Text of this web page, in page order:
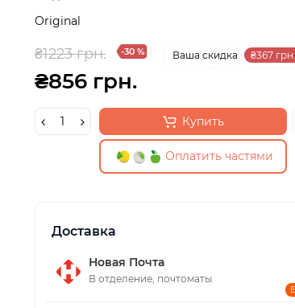
Original
₴1223 грн. -30 % Ваша cкидка ₴367 грн.
₴856 грн.
Купить
Оплатить частями
Доставка
Новая Почта
В отделение, почтоматы